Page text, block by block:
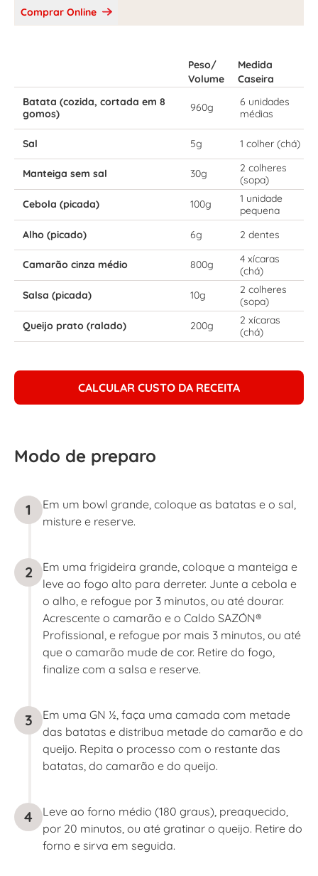
Comprar Online
Peso/
Volume
Medida
Caseira
Batata (cozida, cortada em 8
gomos)
960g
6 unidades
médias
Sal 5g 1 colher (chá)
Manteiga sem sal 30g
2 colheres
(sopa)
Cebola (picada)
100g
1 unidade
pequena
Alho (picado)
6g 2 dentes
Camarão cinza médio 800g
4 xícaras
(chá)
Salsa (picada)
10g
2 colheres
(sopa)
Queijo prato (ralado)
200g
2 xícaras
(chá)
CALCULAR CUSTO DA RECEITA
Modo de preparo
1
Em um bowl grande, coloque as batatas e o sal,
misture e reserve.
2
Em uma frigideira grande, coloque a manteiga e
leve ao fogo alto para derreter. Junte a cebola e
o alho, e refogue por 3 minutos, ou até dourar.
Acrescente o camarão e o Caldo SAZÓN®
Profissional, e refogue por mais 3 minutos, ou até
que o camarão mude de cor. Retire do fogo,
finalize com a salsa e reserve.
3
Em uma GN ½, faça uma camada com metade
das batatas e distribua metade do camarão e do
queijo. Repita o processo com o restante das
batatas, do camarão e do queijo.
4
Leve ao forno médio (180 graus), preaquecido,
por 20 minutos, ou até gratinar o queijo. Retire do
forno e sirva em seguida.